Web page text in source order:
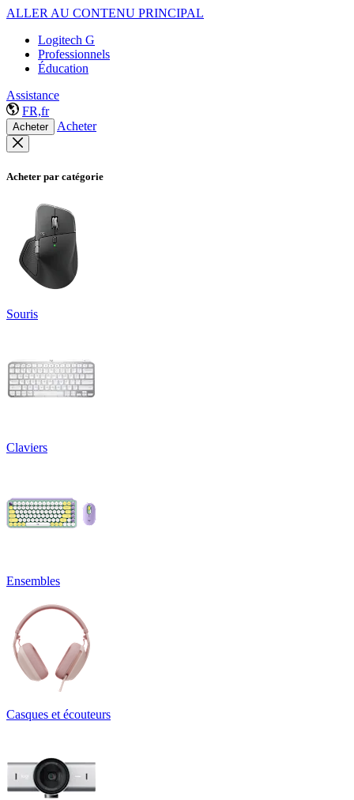
ALLER AU CONTENU PRINCIPAL
Logitech G
Professionnels
Éducation
Assistance
FR,fr
Acheter Acheter
Acheter par catégorie
Souris
Claviers
Ensembles
Casques et écouteurs